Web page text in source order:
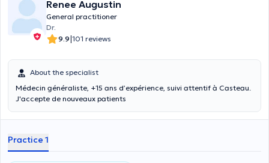
Renee Augustin
General practitioner
Dr.
9.9|101 reviews
About the specialist
Médecin généraliste, +15 ans d’expérience, suivi attentif à Casteau.
J'accepte de nouveaux patients
Practice 1